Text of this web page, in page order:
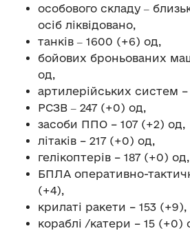
особового складу ‒
осіб ліквідовано,
танків ‒ 1600 (+6) од,
бойових броньованих
од,
артилерійських систем –
РСЗВ ‒ 247 (+0) од,
засоби ППО – 107 (+2) од,
літаків – 217 (+0) од,
гелікоптерів – 187 (+0) од,
БПЛА оперативно-
(+4),
крилаті ракети – 153 (+9),
кораблі /катери – 15 (+0)